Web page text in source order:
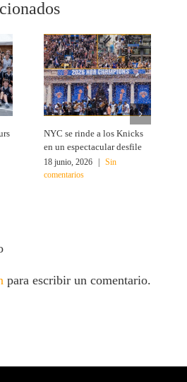
NYC se rinde a los Knicks
en un espectacular desfile
18 junio, 2026
Sin
comentarios
para escribir un comentario.